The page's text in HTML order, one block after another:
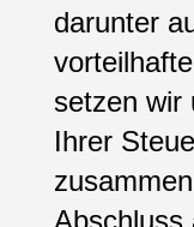
darunter
setzen wir
Ihrer
Abschluss